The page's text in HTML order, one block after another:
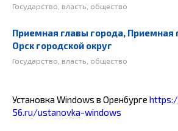
Государство, власть, общество
Приемная главы города, Приемная
Орск городской округ
Государство, власть, общество
Установка Windows в Оренбурге
56.ru/ustanovka-windows